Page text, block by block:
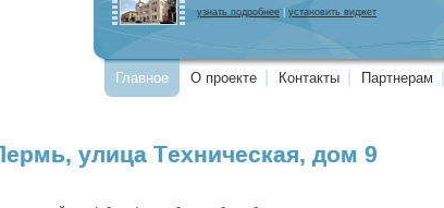
узнать подробнее установить виджет
Главное О проекте Контакты
Партнерам
Пермь, улица Техническая, дом 9